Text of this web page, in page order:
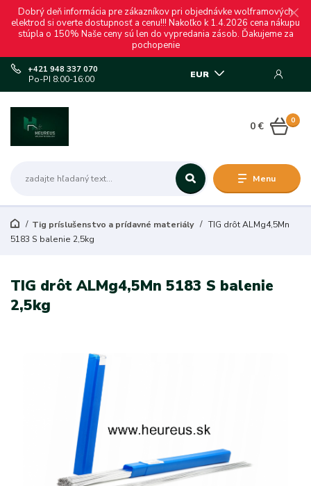
Dobrý deň informácia pre zákazníkov pri objednávke wolframových
elektrod si overte dostupnosť a cenu!!! Nakoľko k 1.4.2026 cena nákupu
stúpla o 150% Naše ceny sú len do vypredania zásob. Ďakujeme za
pochopenie
Menu
EUR
+421 948 337 070
Po-PI 8:00-16:00
0
0 €
Tig príslušenstvo a prídavné materiály
TIG drôt ALMg4,5Mn
5183 S balenie 2,5kg
TIG drôt ALMg4,5Mn 5183 S balenie
2,5kg